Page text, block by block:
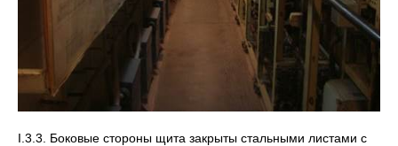
I.3.3. Боковые стороны щита закрыты стальными листами с